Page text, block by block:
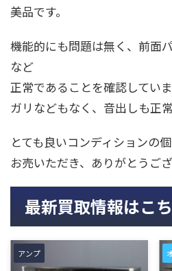
美品です。
機能的にも問題は無く、前面
など
正常であることを確認していま
ガリなどもなく、音出しも正常
とても良いコンディションの
お売いただき、ありがとうござ
最新買取情報はこ
アンプ